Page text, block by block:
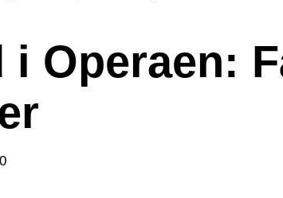
i Operaen: